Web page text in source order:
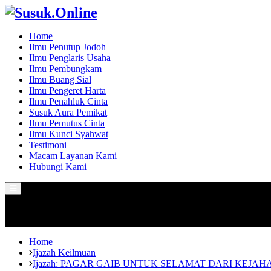
Home
Ilmu Penutup Jodoh
Ilmu Penglaris Usaha
Ilmu Pembungkam
Ilmu Buang Sial
Ilmu Pengeret Harta
Ilmu Penahluk Cinta
Susuk Aura Pemikat
Ilmu Pemutus Cinta
Ilmu Kunci Syahwat
Testimoni
Macam Layanan Kami
Hubungi Kami
Menu
Home
Ijazah Keilmuan
Ijazah: PAGAR GAIB UNTUK SELAMAT DARI